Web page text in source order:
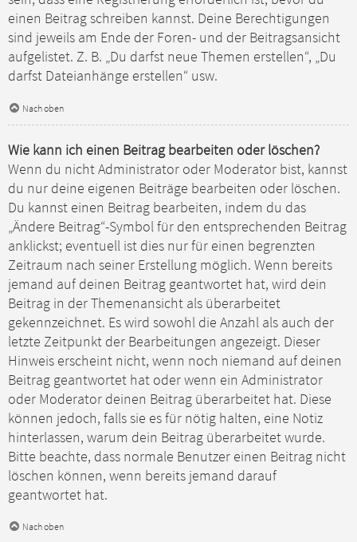
einen Beitrag schreiben kannst. Deine Berechtigungen
sind jeweils am Ende der Foren- und der Beitragsansicht
aufgelistet. Z. B. „Du darfst neue Themen erstellen“, „Du
darfst Dateianhänge erstellen“ usw.
Nach oben
Wie kann ich einen Beitrag bearbeiten oder löschen?
Wenn du nicht Administrator oder Moderator bist, kannst
du nur deine eigenen Beiträge bearbeiten oder löschen.
Du kannst einen Beitrag bearbeiten, indem du das
„Ändere Beitrag“-Symbol für den entsprechenden Beitrag
anklickst; eventuell ist dies nur für einen begrenzten
Zeitraum nach seiner Erstellung möglich. Wenn bereits
jemand auf deinen Beitrag geantwortet hat, wird dein
Beitrag in der Themenansicht als überarbeitet
gekennzeichnet. Es wird sowohl die Anzahl als auch der
letzte Zeitpunkt der Bearbeitungen angezeigt. Dieser
Hinweis erscheint nicht, wenn noch niemand auf deinen
Beitrag geantwortet hat oder wenn ein Administrator
oder Moderator deinen Beitrag überarbeitet hat. Diese
können jedoch, falls sie es für nötig halten, eine Notiz
hinterlassen, warum dein Beitrag überarbeitet wurde.
Bitte beachte, dass normale Benutzer einen Beitrag nicht
löschen können, wenn bereits jemand darauf
geantwortet hat.
Nach oben